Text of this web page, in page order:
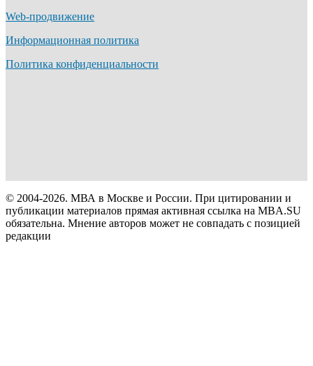
Web-продвижение
Информационная политика
Политика конфиденциальности
© 2004-2026. МВА в Москве и России. При цитировании и
публикации материалов прямая активная ссылка на MBA.SU
обязательна. Мнение авторов может не совпадать с позицией
редакции